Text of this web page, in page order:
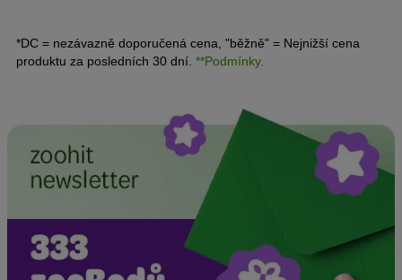
*DC = nezávazně doporučená cena, "běžně" = Nejnižší cena
produktu za posledních 30 dní. **Podmínky.